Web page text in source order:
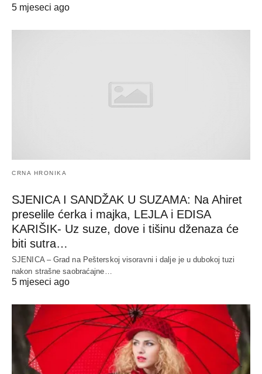
5 mjeseci ago
CRNA HRONIKA
SJENICA I SANDŽAK U SUZAMA: Na Ahiret
preselile ćerka i majka, LEJLA i EDISA
KARIŠIK- Uz suze, dove i tišinu dženaza će
biti sutra…
SJENICA – Grad na Pešterskoj visoravni i dalje je u dubokoj tuzi
nakon strašne saobraćajne…
5 mjeseci ago